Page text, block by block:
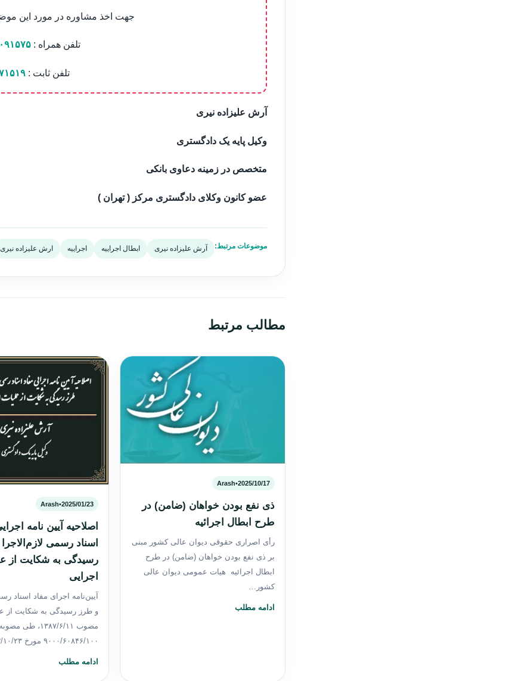
جهت اخذ مشاوره در مورد این
تلفن همراه :
تلفن ثابت :
آرش علیزاده نیری
وکیل پایه یک دادگستری
متخصص در زمینه دعاوی بانکی
عضو کانون وکلای دادگستری مرکز ( تهران )
موضوعات مرتبط: آرش علیزاده نیری ابطال اجراییه اجراییه ارش علیزاده نیری
مطالب مرتبط
2025/10/17
•
Arash
ذی نفع بودن خواهان (ضامن) در
طرح ابطال اجرائیه
رأی اصراری حقوقی دیوان عالی کشور مبنی
بر ذی نفع بودن خواهان (ضامن) در طرح
ابطال اجرائیه هیات عمومی دیوان عالی
کشور…
ادامه مطلب
2025/01/23
•
Arash
اصلاحیه آیین نامه
اسناد رسمی
رسیدگی به شکایت از
اجرایی
آیین‌نامه اجرای مفاد اسناد
و طرز رسیدگی به شکایت از
مصوب ۱۳۸۷/۶/۱۱،
۹۰۰۰/۶۰۸۴۶/۱۰۰ مورخ ۱۴۰۳/۱۰/۲۳…
ادامه مطلب